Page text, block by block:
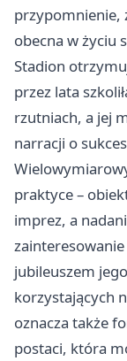
przypomnienie,
obecna w życiu
Stadion
przez lata
rzutniach, a jej
narracji o
praktyce –
imprez, a
jubileuszem
korzystających
oznacza także
postaci, która